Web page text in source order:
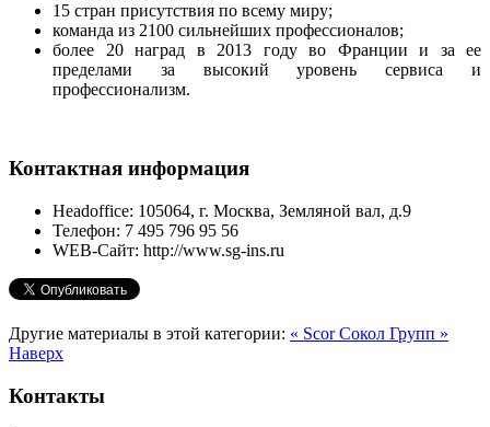
15 стран присутствия по всему миру;
команда из 2100 сильнейших профессионалов;
более 20 наград в 2013 году во Франции и за ее
пределами за высокий уровень сервиса и
профессионализм.
Контактная информация
Headoffice: 105064, г. Москва, Земляной вал, д.9
Телефон: 7 495 796 95 56
WEB-Сайт: http://www.sg-ins.ru
Другие материалы в этой категории: « ScorСокол Групп »
Наверх
Контакты